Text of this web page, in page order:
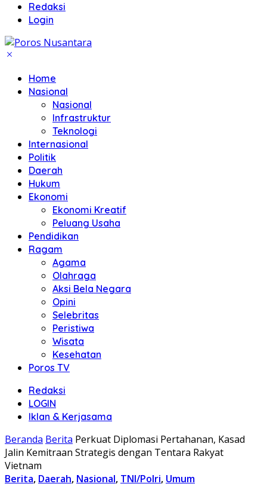
Redaksi
Login
Home
Nasional
Nasional
Infrastruktur
Teknologi
Internasional
Politik
Daerah
Hukum
Ekonomi
Ekonomi Kreatif
Peluang Usaha
Pendidikan
Ragam
Agama
Olahraga
Aksi Bela Negara
Opini
Selebritas
Peristiwa
Wisata
Kesehatan
Poros TV
Redaksi
LOGIN
Iklan & Kerjasama
Beranda Berita Perkuat Diplomasi Pertahanan, Kasad
Jalin Kemitraan Strategis dengan Tentara Rakyat
Vietnam
Berita, Daerah, Nasional, TNI/Polri, Umum